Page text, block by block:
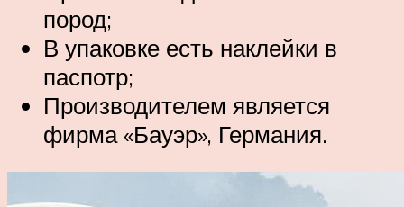
пород;
В упаковке есть наклейки в
паспотр;
Производителем является
фирма «Бауэр», Германия.